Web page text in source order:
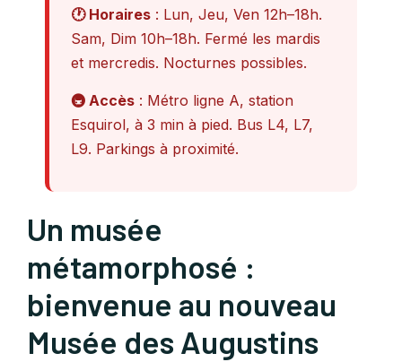
🕐 Horaires : Lun, Jeu, Ven 12h–18h.
Sam, Dim 10h–18h. Fermé les mardis
et mercredis. Nocturnes possibles.
🚇 Accès : Métro ligne A, station
Esquirol, à 3 min à pied. Bus L4, L7,
L9. Parkings à proximité.
Un musée
métamorphosé :
bienvenue au nouveau
Musée des Augustins